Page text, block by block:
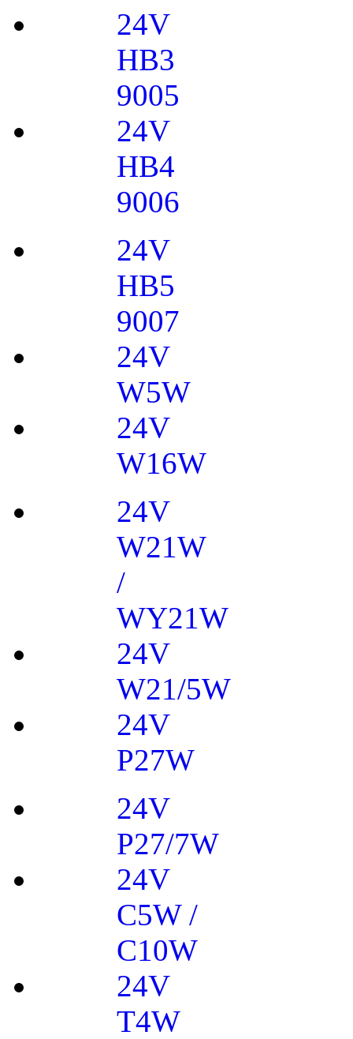
24V
HB3
9005
24V
HB4
9006
24V
HB5
9007
24V
W5W
24V
W16W
24V
W21W
/
WY21W
24V
W21/5W
24V
P27W
24V
P27/7W
24V
C5W /
C10W
24V
T4W